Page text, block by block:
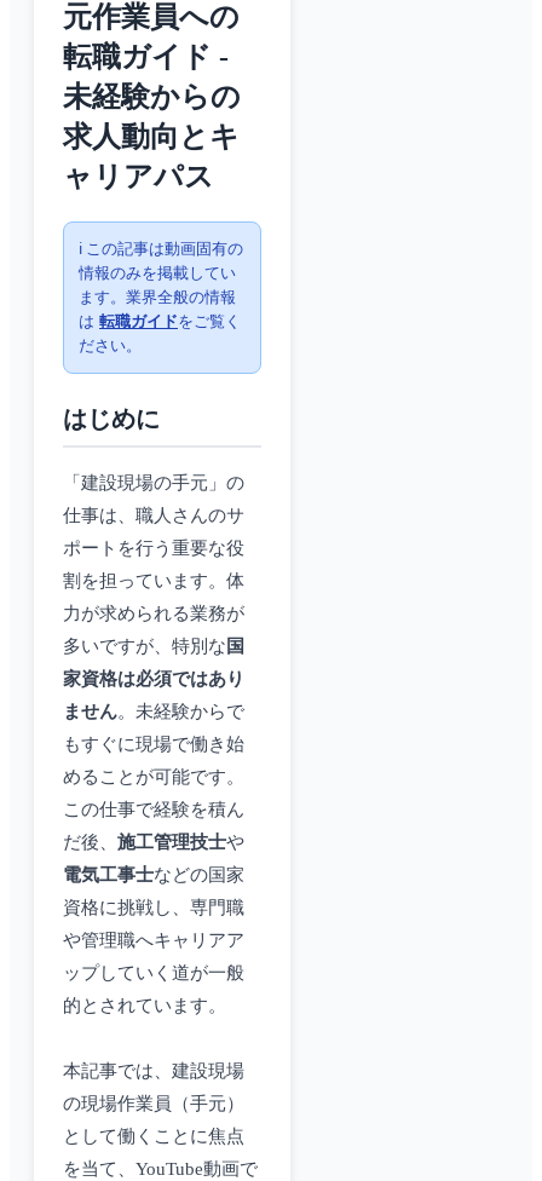
元作業員への
転職ガイド -
未経験からの
求人動向とキ
ャリアパス
ℹ️ この記事は動画固有の
情報のみを掲載してい
ます。業界全般の情報
は 転職ガイドをご覧く
ださい。
はじめに
「建設現場の手元」の
仕事は、職人さんのサ
ポートを行う重要な役
割を担っています。体
力が求められる業務が
多いですが、特別な 国
家資格は必須ではあり
ません。未経験からで
もすぐに現場で働き始
めることが可能です。
この仕事で経験を積ん
だ後、 施工管理技士や
電気工事士などの国家
資格に挑戦し、専門職
や管理職へキャリアア
ップしていく道が一般
的とされています。
本記事では、建設現場
の現場作業員（手元）
として働くことに焦点
を当て、YouTube動画で